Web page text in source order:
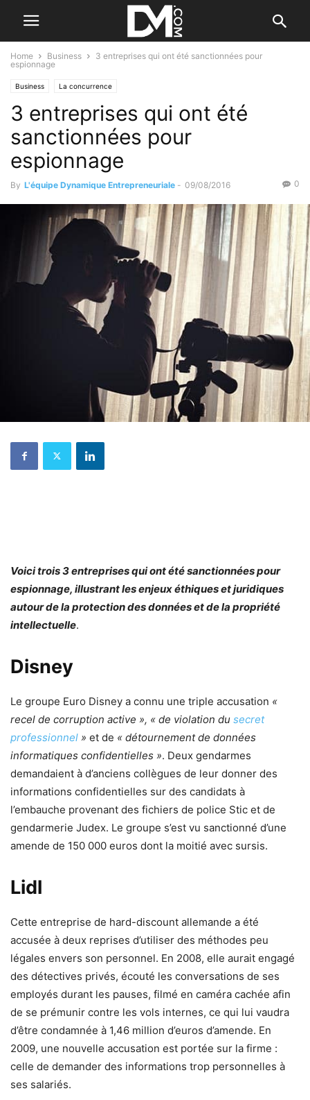
Home Business
3 entreprises qui ont été sanctionnées pour
espionnage
Business La concurrence
3 entreprises qui ont été
sanctionnées pour
espionnage
By L'équipe Dynamique Entrepreneuriale - 09/08/2016 0
Voici trois 3 entreprises qui ont été sanctionnées pour
espionnage, illustrant les enjeux éthiques et juridiques
autour de la protection des données et de la propriété
intellectuelle.
Disney
Le groupe Euro Disney a connu une triple accusation «
recel de corruption active », « de violation du secret
professionnel » et de « détournement de données
informatiques confidentielles ». Deux gendarmes
demandaient à d’anciens collègues de leur donner des
informations confidentielles sur des candidats à
l’embauche provenant des fichiers de police Stic et de
gendarmerie Judex. Le groupe s’est vu sanctionné d’une
amende de 150 000 euros dont la moitié avec sursis.
Lidl
Cette entreprise de hard-discount allemande a été
accusée à deux reprises d’utiliser des méthodes peu
légales envers son personnel. En 2008, elle aurait engagé
des détectives privés, écouté les conversations de ses
employés durant les pauses, filmé en caméra cachée afin
de se prémunir contre les vols internes, ce qui lui vaudra
d’être condamnée à 1,46 million d’euros d’amende. En
2009, une nouvelle accusation est portée sur la firme :
celle de demander des informations trop personnelles à
ses salariés.